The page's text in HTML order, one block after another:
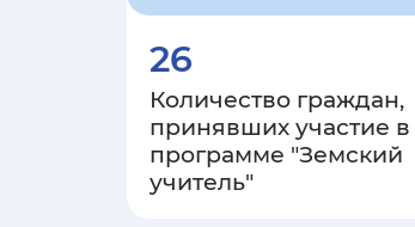
26
Количество граждан,
принявших участие в
программе "Земский
учитель"